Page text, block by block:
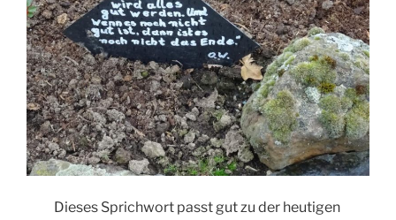
Dieses Sprichwort passt gut zu der heutigen